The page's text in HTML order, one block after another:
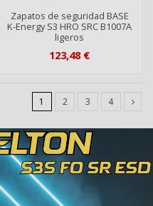
Zapatos de seguridad BASE
K-Energy S3 HRO SRC B1007A
ligeros
123,48 €
1 2 3 4